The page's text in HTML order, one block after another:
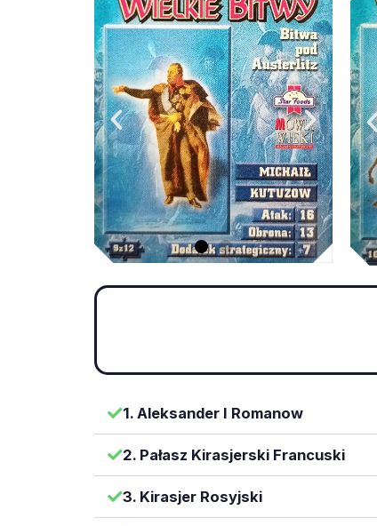
1. Aleksander I Romanow
2. Pałasz Kirasjerski Francuski
3. Kirasjer Rosyjski